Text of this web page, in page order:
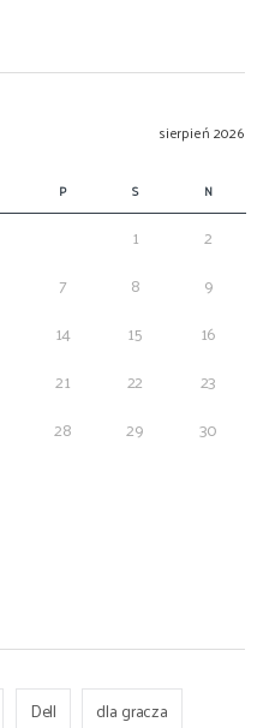
sierpień 2026
P S N
1
2
7 8
9
14 15
16
21 22
23
28 29
30
Dell
dla gracza